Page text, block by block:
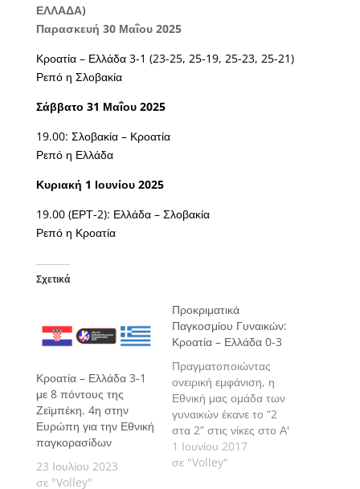
ΕΛΛΑΔΑ)
Παρασκευή 30 Μαΐου 2025
Κροατία – Ελλάδα 3-1 (23-25, 25-19, 25-23, 25-21)
Ρεπό η Σλοβακία
Σάββατο 31 Μαΐου 2025
19.00: Σλοβακία – Κροατία
Ρεπό η Ελλάδα
Κυριακή 1 Ιουνίου 2025
19.00 (ΕΡΤ-2): Ελλάδα – Σλοβακία
Ρεπό η Κροατία
Σχετικά
Κροατία – Ελλάδα 3-1
με 8 πόντους της
Ζεϊμπέκη. 4η στην
Ευρώπη για την Εθνική
παγκορασίδων
23 Ιουλίου 2023
σε "Volley"
Προκριματικά
Παγκοσμίου Γυναικών:
Κροατία – Ελλάδα 0-3
Πραγματοποιώντας
ονειρική εμφάνιση, η
Εθνική μας ομάδα των
γυναικών έκανε το “2
στα 2” στις νίκες στο Α'
Προκριματικό Όμιλο
του Παγκοσμίου
1 Ιουνίου 2017
σε "Volley"